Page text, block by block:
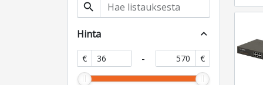
search
Hinta expand_less
€ - €